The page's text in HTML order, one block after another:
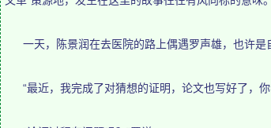
一天，陈景润在去医院的路上偶遇罗声雄，也许是
“最近，我完成了对猜想的证明，论文也写好了，你